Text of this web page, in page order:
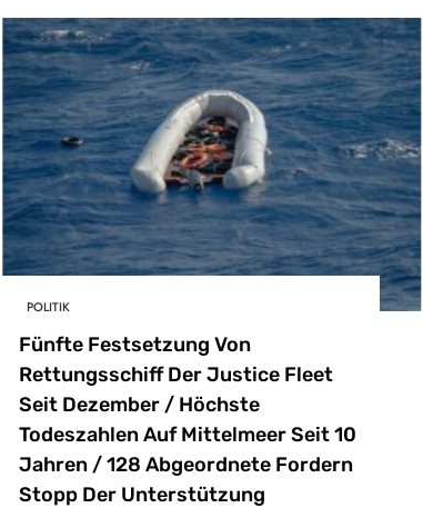
POLITIK
Fünfte Festsetzung Von
Rettungsschiff Der Justice Fleet
Seit Dezember / Höchste
Todeszahlen Auf Mittelmeer Seit 10
Jahren / 128 Abgeordnete Fordern
Stopp Der Unterstützung